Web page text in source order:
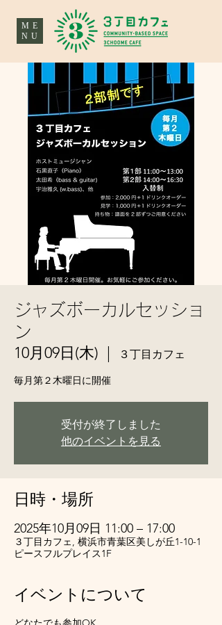
ME
NU
ジャズボーカルセッショ
ン
10月09日(木) ３丁目カフェ
毎月第２木曜日に開催
受付が終了しました
他のイベントを見る
日時・場所
2025年10月09日 11:00 – 17:00
３丁目カフェ, 横浜市青葉区美しが丘1-10-1
ピースフルプレイス1F
イベントについて